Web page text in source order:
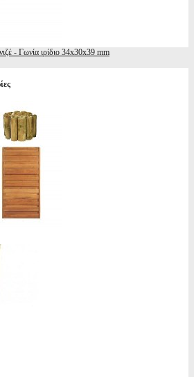
- Γωνία ιρίδιο 34x30x39 mm